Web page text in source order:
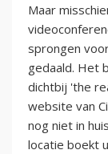
Maar
sprongen
gedaald. Het
dichtbij 'the
website van
nog niet in
locatie boekt